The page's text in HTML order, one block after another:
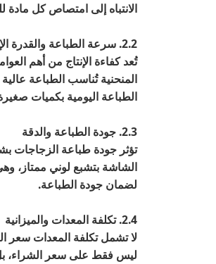
الانتباه إلى امتصاص كل مادة
2.2. سرعة الطباعة والقدرة الإنتاجية
تُعد كفاءة الإنتاج من أهم
المنحنية تُناسب الطباعة
الطباعة اليومية بكميات
2.3. جودة الطباعة والدقة
تؤثر جودة طباعة الزجاجات
الشاشة بتشبع لوني ممتاز،
لضمان جودة الطباعة.
2.4. تكلفة المعدات والميزانية
لا تشمل تكلفة المعدات سعر
ليس فقط على سعر الشراء، بل